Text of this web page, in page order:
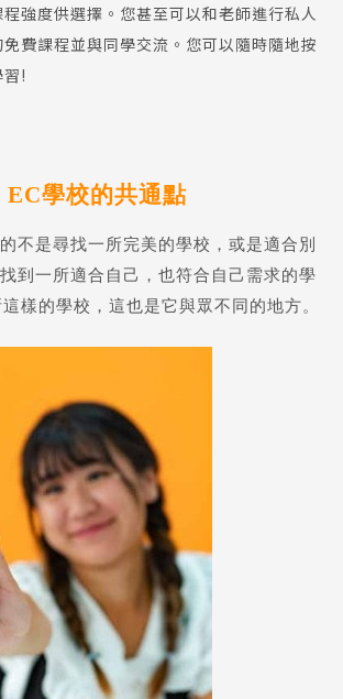
強度供選擇。您甚至可以和老師進行私人
費課程並與同學交流。您可以隨時隨地按
!
EC學校的共通點
不是尋找一所完美的學校，或是適合別
到一所適合自己，也符合自己需求的學
樣的學校，這也是它與眾不同的地方。